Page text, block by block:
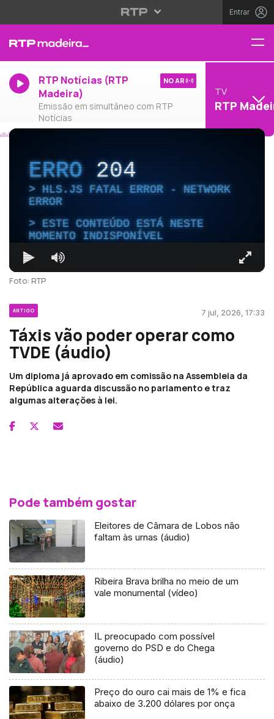
Entrar
RTP Notícias (RTP
Madeira)
Emissão em simultâneo com RTP
Notícias
NO AR
TV
RTP
ERRO204
HLS.JS FATAL ERROR - NETWORK
ERROR
ESTE CONTEÚDO ESTÁ NESTE
MOMENTO INDISPONÍVEL
Foto: RTP
ARTIGO 7 jul, 2026, 17:33
Táxis vão poder operar como
TVDE (áudio)
Um diploma já aprovado em comissão na Assembleia da
República aguarda discussão no parlamento e traz
algumas alterações à lei.
Pode também gostar
Eleitores de Câmara de Lobos não
faltam às urnas (áudio)
Ribeira Brava brilha no meio de um
vale monumental (vídeo)
IL preocupado com possível
governo do PSD e do Chega
(áudio)
Preço do ouro cai mais de 1% e fica
abaixo de 3.200 dólares por onça